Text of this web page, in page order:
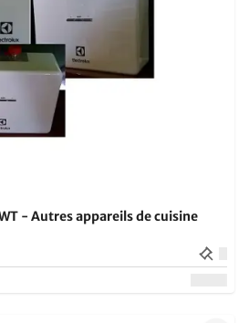
- Autres appareils de cuisine